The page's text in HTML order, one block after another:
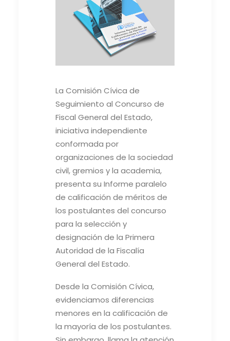
La Comisión Cívica de
Seguimiento al Concurso de
Fiscal General del Estado,
iniciativa independiente
conformada por
organizaciones de la sociedad
civil, gremios y la academia,
presenta su Informe paralelo
de calificación de méritos de
los postulantes del concurso
para la selección y
designación de la Primera
Autoridad de la Fiscalía
General del Estado.
Desde la Comisión Cívica,
evidenciamos diferencias
menores en la calificación de
la mayoría de los postulantes.